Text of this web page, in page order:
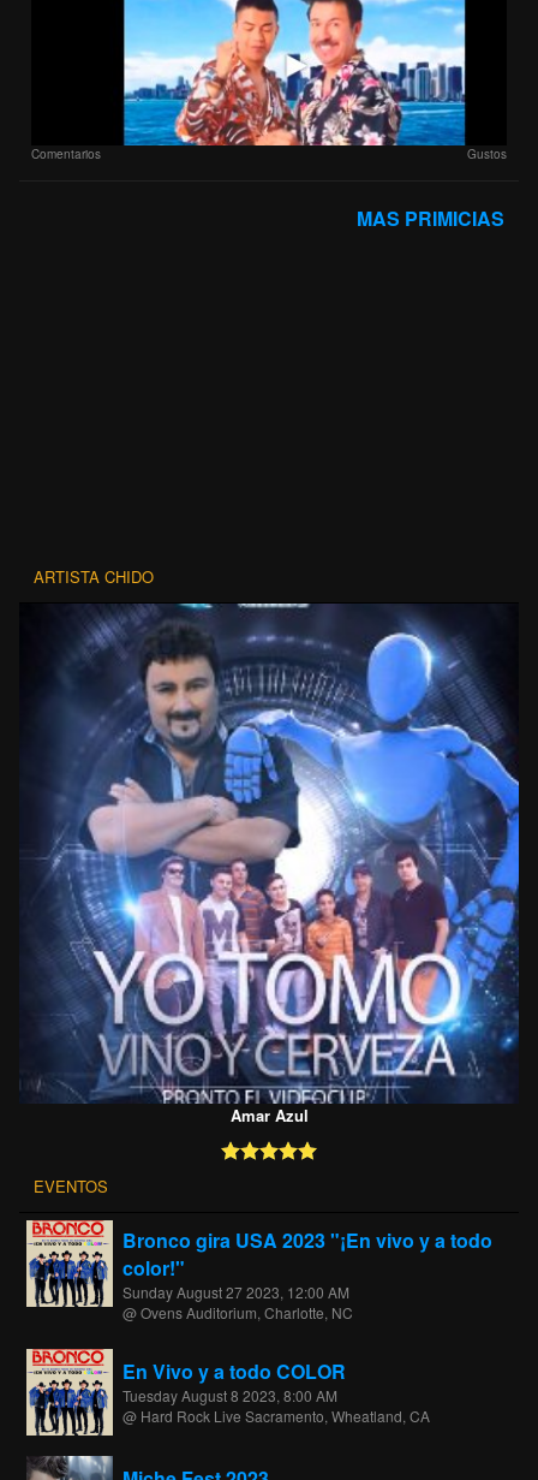
Comentarios Gustos
MAS PRIMICIAS
ARTISTA CHIDO
Amar Azul
EVENTOS
Bronco gira USA 2023 "¡En vivo y a todo
color!"
Sunday August 27 2023, 12:00 AM
@ Ovens Auditorium, Charlotte, NC
En Vivo y a todo COLOR
Tuesday August 8 2023, 8:00 AM
@ Hard Rock Live Sacramento, Wheatland, CA